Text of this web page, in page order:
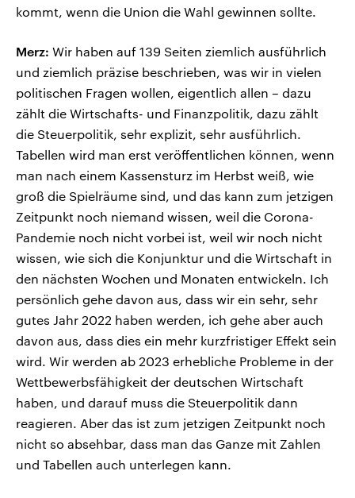
kommt, wenn die Union die Wahl gewinnen sollte.
Merz: Wir haben auf 139 Seiten ziemlich ausführlich
und ziemlich präzise beschrieben, was wir in vielen
politischen Fragen wollen, eigentlich allen – dazu
zählt die Wirtschafts- und Finanzpolitik, dazu zählt
die Steuerpolitik, sehr explizit, sehr ausführlich.
Tabellen wird man erst veröffentlichen können, wenn
man nach einem Kassensturz im Herbst weiß, wie
groß die Spielräume sind, und das kann zum jetzigen
Zeitpunkt noch niemand wissen, weil die Corona-
Pandemie noch nicht vorbei ist, weil wir noch nicht
wissen, wie sich die Konjunktur und die Wirtschaft in
den nächsten Wochen und Monaten entwickeln. Ich
persönlich gehe davon aus, dass wir ein sehr, sehr
gutes Jahr 2022 haben werden, ich gehe aber auch
davon aus, dass dies ein mehr kurzfristiger Effekt sein
wird. Wir werden ab 2023 erhebliche Probleme in der
Wettbewerbsfähigkeit der deutschen Wirtschaft
haben, und darauf muss die Steuerpolitik dann
reagieren. Aber das ist zum jetzigen Zeitpunkt noch
nicht so absehbar, dass man das Ganze mit Zahlen
und Tabellen auch unterlegen kann.